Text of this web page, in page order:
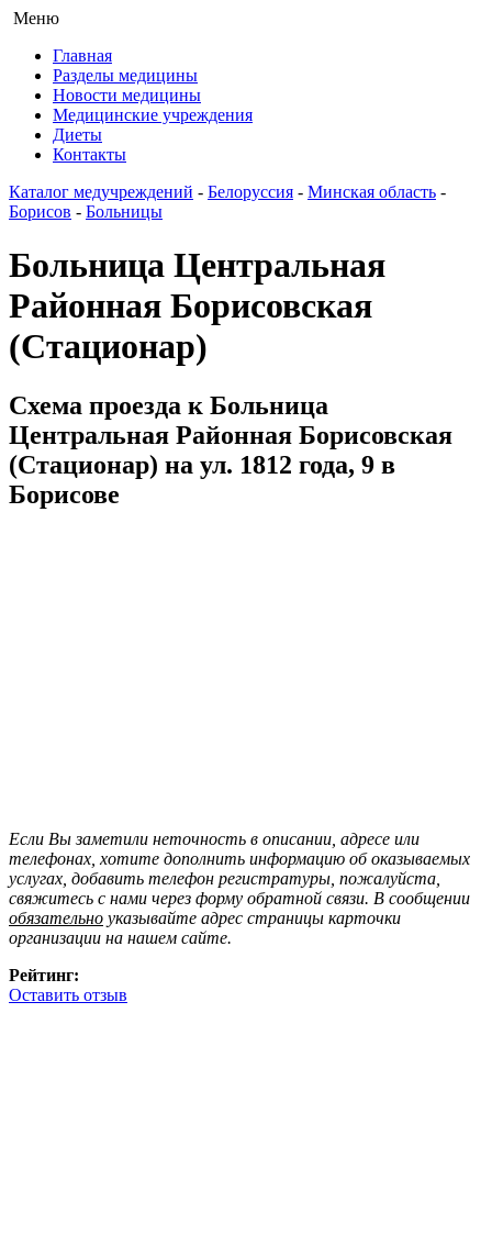
Меню
Главная
Разделы медицины
Новости медицины
Медицинские учреждения
Диеты
Контакты
Каталог медучреждений - Белоруссия - Минская область -
Борисов - Больницы
Больница Центральная
Районная Борисовская
(Стационар)
Схема проезда к Больница
Центральная Районная Борисовская
(Стационар) на ул. 1812 года, 9 в
Борисове
Если Вы заметили неточность в описании, адресе или
телефонах, хотите дополнить информацию об оказываемых
услугах, добавить телефон регистратуры, пожалуйста,
свяжитесь с нами через форму обратной связи. В сообщении
обязательно указывайте адрес страницы карточки
организации на нашем сайте.
Рейтинг:
Оставить отзыв